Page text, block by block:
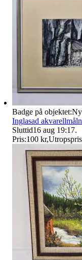
Badge på objektet:Ny
Inglasad
Sluttid16 aug 19:17.
Pris:100 kr,Utropspris